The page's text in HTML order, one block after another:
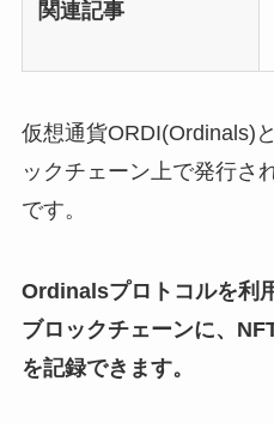
関連記事
仮想通貨ORDI(Ordinals)
ックチェーン上で発行さ
です。
Ordinalsプロトコルを利
ブロックチェーンに、
を記録できます。